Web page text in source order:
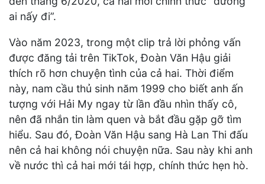
ai nấy đi”.
Vào năm 2023, trong một clip trả lời phỏng vấn
được đăng tải trên TikTok, Đoàn Văn Hậu giải
thích rõ hơn chuyện tình của cả hai. Thời điểm
này, nam cầu thủ sinh năm 1999 cho biết anh ấn
tượng với Hải My ngay từ lần đầu nhìn thấy cô,
nên đã nhắn tin làm quen và bắt đầu gặp gỡ tìm
hiểu. Sau đó, Đoàn Văn Hậu sang Hà Lan Thi đấu
nên cả hai không nói chuyện nữa. Sau này khi anh
về nước thì cả hai mới tái hợp, chính thức hẹn hò.